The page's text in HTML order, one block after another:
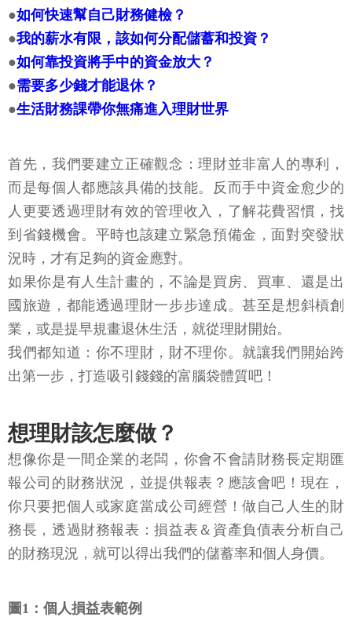
●如何快速幫自己財務健檢？
●我的薪水有限，該如何分配儲蓄和投資？
●如何靠投資將手中的資金放大？
●需要多少錢才能退休？
●生活財務課帶你無痛進入理財世界
首先，我們要建立正確觀念：理財並非富人的專利，
而是每個人都應該具備的技能。反而手中資金愈少的
人更要透過理財有效的管理收入，了解花費習慣，找
到省錢機會。平時也該建立緊急預備金，面對突發狀
況時，才有足夠的資金應對。
如果你是有人生計畫的，不論是買房、買車、還是出
國旅遊，都能透過理財一步步達成。甚至是想斜槓創
業，或是提早規畫退休生活，就從理財開始。
我們都知道：你不理財，財不理你。就讓我們開始跨
出第一步，打造吸引錢錢的富腦袋體質吧！
想理財該怎麼做？
想像你是一間企業的老闆，你會不會請財務長定期匯
報公司的財務狀況，並提供報表？應該會吧！現在，
你只要把個人或家庭當成公司經營！做自己人生的財
務長，透過財務報表：損益表＆資產負債表分析自己
的財務現況，就可以得出我們的儲蓄率和個人身價。
圖1：個人損益表範例